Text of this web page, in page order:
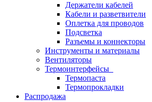
Держатели кабелей
Кабели и разветвители
Оплетка для проводов
Подсветка
Разъемы и коннекторы
Инструменты и материалы
Вентиляторы
Термоинтерфейсы
Термопаста
Термопрокладки
Распродажа